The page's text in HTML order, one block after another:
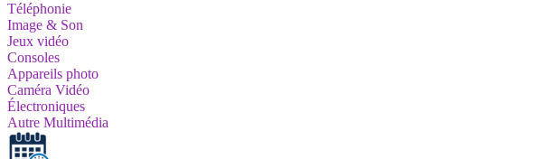
Téléphonie
Image & Son
Jeux vidéo
Consoles
Appareils photo
Caméra Vidéo
Électroniques
Autre Multimédia